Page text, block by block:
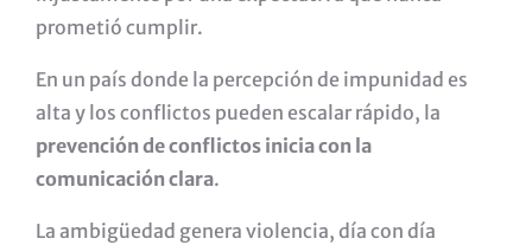
prometió cumplir.
En un país donde la percepción de impunidad es
alta y los conflictos pueden escalar rápido, la
prevención de conflictos inicia con la
comunicación clara.
La ambigüedad genera violencia, día con día